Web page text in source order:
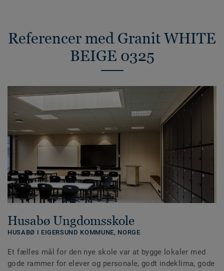
Referencer med Granit WHITE
BEIGE 0325
Husabø Ungdomsskole
HUSABØ I EIGERSUND KOMMUNE, NORGE
Et fælles mål for den nye skole var at bygge lokaler med
gode rammer for elever og personale, godt indeklima, gode